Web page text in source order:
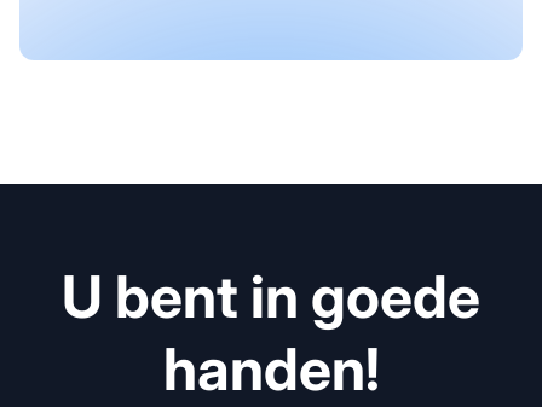
U bent in goede
handen!